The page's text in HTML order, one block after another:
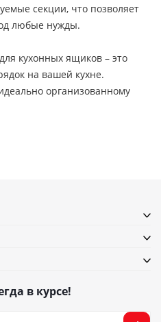
секции, что позволяет
любые нужды.
кухонных ящиков – это
на вашей кухне.
организованному
в курсе!